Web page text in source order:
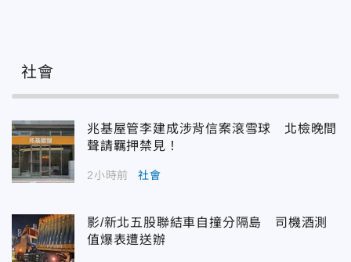
社會
兆基屋管李建成涉背信案滾雪球 北檢晚間
聲請羈押禁見！
2小時前 社會
影/新北五股聯結車自撞分隔島 司機酒測
值爆表遭送辦